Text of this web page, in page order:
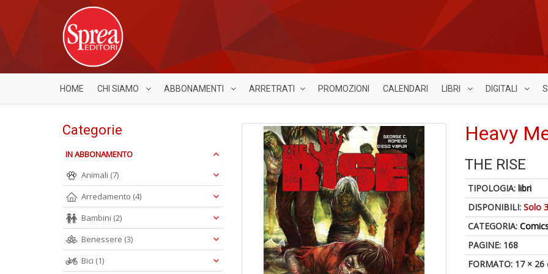
HOME CHI SIAMO ABBONAMENTI ARRETRATI PROMOZIONI CALENDARI LIBRI DIGITALI
Heavy
THE RISE
TIPOLOGIA:libri
DISPONIBILI:Solo
CATEGORIA:
PAGINE: 168
FORMATO: 17 × 26
Categorie
IN ABBONAMENTO
Animali (7)
Arredamento (4)
Bambini (2)
Benessere (3)
Bici (1)